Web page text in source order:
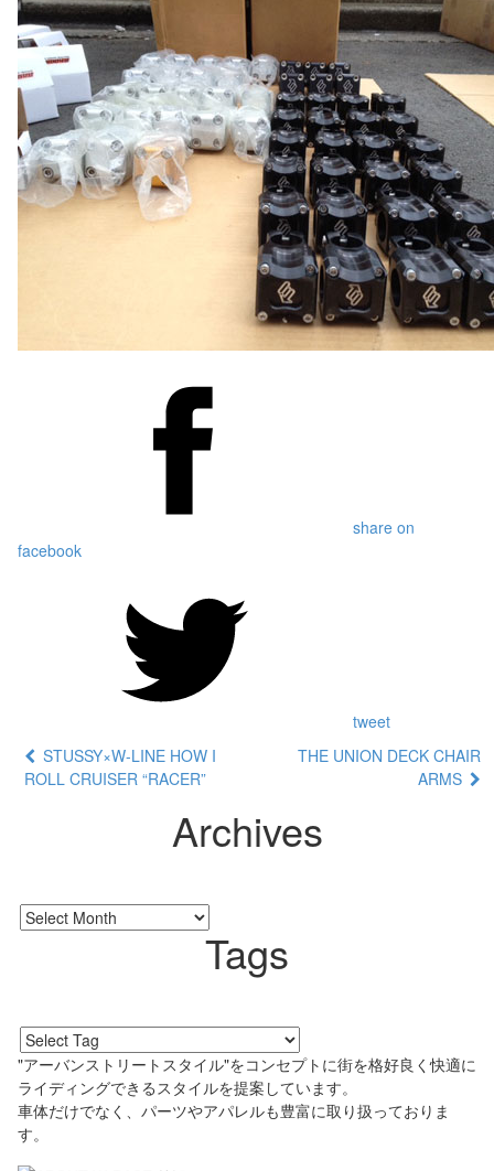
share on
facebook
tweet
STUSSY×W-LINE HOW I
ROLL CRUISER “RACER”
THE UNION DECK CHAIR
ARMS
Archives
Tags
"アーバンストリートスタイル"をコンセプトに街を格好良く快適に
ライディングできるスタイルを提案しています。
車体だけでなく、パーツやアパレルも豊富に取り扱っておりま
す。